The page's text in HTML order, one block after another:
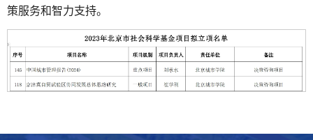
策服务和智力支持。